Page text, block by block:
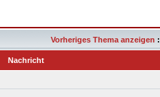
Vorheriges Thema anzeigen
Nachricht